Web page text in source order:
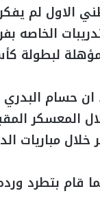
الاول لم
الخاصه
حسام
المعسكر
مباريات
قام بتطرد